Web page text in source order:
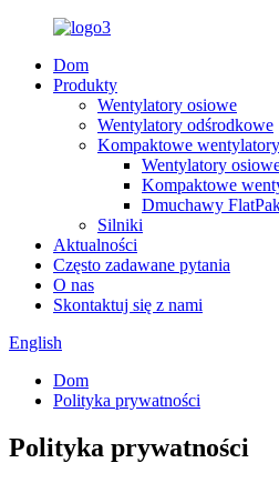
Dom
Produkty
Wentylatory osiowe
Wentylatory odśrodkowe
Kompaktowe wentylatory
Wentylatory
Kompaktowe
Dmuchawy
Silniki
Aktualności
Często zadawane pytania
O nas
Skontaktuj się z nami
English
Dom
Polityka prywatności
Polityka prywatności